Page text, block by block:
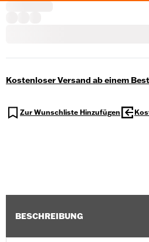
Kostenloser Versand ab einem
Zur Wunschliste Hinzufügen
BESCHREIBUNG